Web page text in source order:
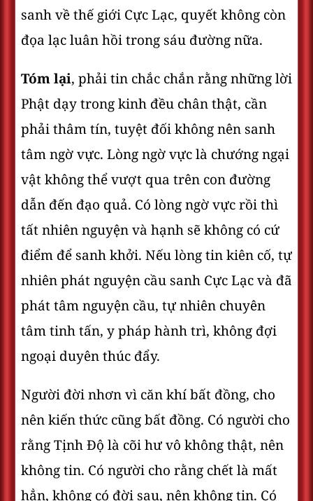
sanh về thế giới Cực Lạc, quyết không còn
đọa lạc luân hồi trong sáu đường nữa.
Tóm lại, phải tin chắc chắn rằng những lời
Phật dạy trong kinh đều chân thật, cần
phải thâm tín, tuyệt đối không nên sanh
tâm ngờ vực. Lòng ngờ vực là chướng ngại
vật không thể vượt qua trên con đường
dẫn đến đạo quả. Có lòng ngờ vực rồi thì
tất nhiên nguyện và hạnh sẽ không có cứ
điểm để sanh khởi. Nếu lòng tin kiên cố, tự
nhiên phát nguyện cầu sanh Cực Lạc và đã
phát tâm nguyện cầu, tự nhiên chuyên
tâm tinh tấn, y pháp hành trì, không đợi
ngoại duyên thúc đẩy.
Người đời nhơn vì căn khí bất đồng, cho
nên kiến thức cũng bất đồng. Có người cho
rằng Tịnh Ðộ là cõi hư vô không thật, nên
không tin. Có người cho rằng chết là mất
hẳn, không có đời sau, nên không tin. Có